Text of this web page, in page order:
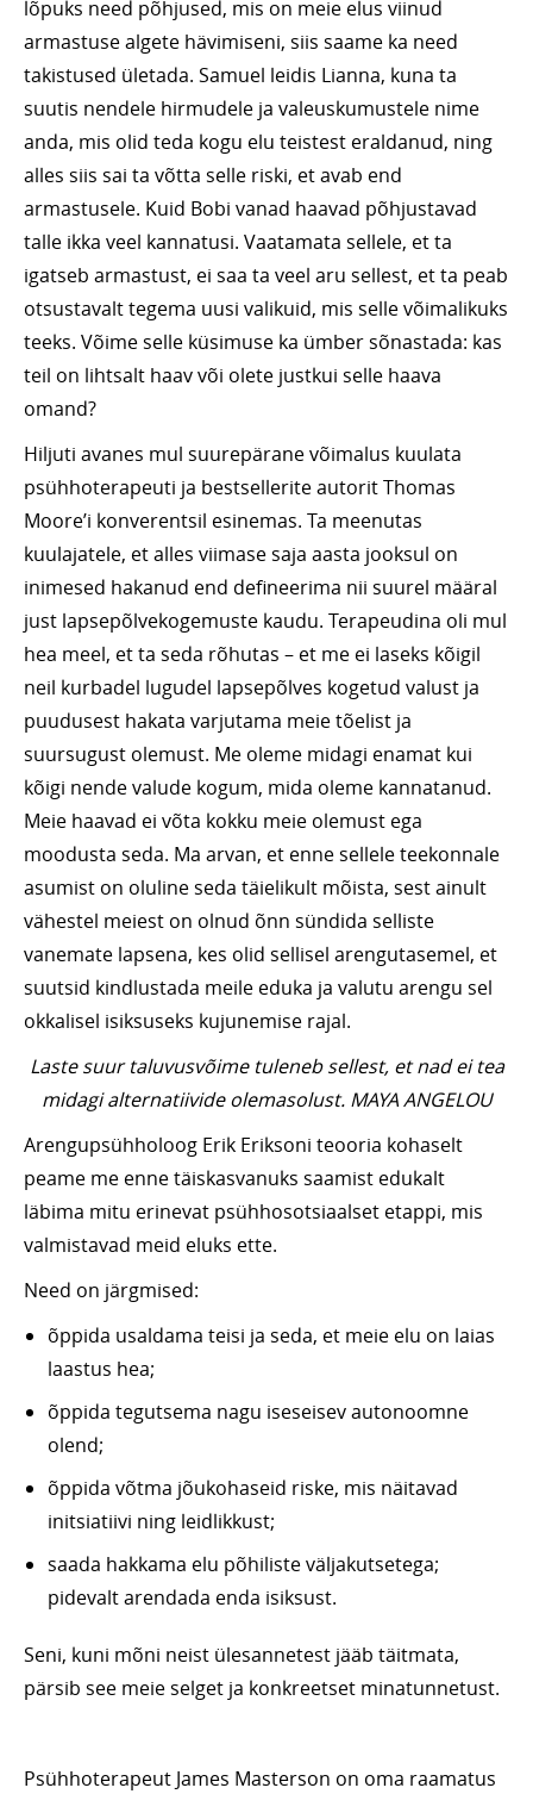
lõpuks need põhjused, mis on meie elus viinud
armastuse algete hävimiseni, siis saame ka need
takistused ületada. Samuel leidis Lianna, kuna ta
suutis nendele hirmudele ja valeuskumustele nime
anda, mis olid teda kogu elu teistest eraldanud, ning
alles siis sai ta võtta selle riski, et avab end
armastusele. Kuid Bobi vanad haavad põhjustavad
talle ikka veel kannatusi. Vaatamata sellele, et ta
igatseb armastust, ei saa ta veel aru sellest, et ta peab
otsustavalt tegema uusi valikuid, mis selle võimalikuks
teeks. Võime selle küsimuse ka ümber sõnastada: kas
teil on lihtsalt haav või olete justkui selle haava
omand?
Hiljuti avanes mul suurepärane võimalus kuulata
psühhoterapeuti ja bestsellerite autorit Thomas
Moore’i konverentsil esinemas. Ta meenutas
kuulajatele, et alles viimase saja aasta jooksul on
inimesed hakanud end defineerima nii suurel määral
just lapsepõlvekogemuste kaudu. Terapeudina oli mul
hea meel, et ta seda rõhutas – et me ei laseks kõigil
neil kurbadel lugudel lapsepõlves kogetud valust ja
puudusest hakata varjutama meie tõelist ja
suursugust olemust. Me oleme midagi enamat kui
kõigi nende valude kogum, mida oleme kannatanud.
Meie haavad ei võta kokku meie olemust ega
moodusta seda. Ma arvan, et enne sellele teekonnale
asumist on oluline seda täielikult mõista, sest ainult
vähestel meiest on olnud õnn sündida selliste
vanemate lapsena, kes olid sellisel arengutasemel, et
suutsid kindlustada meile eduka ja valutu arengu sel
okkalisel isiksuseks kujunemise rajal.
Laste suur taluvusvõime tuleneb sellest, et nad ei tea
midagi alternatiivide olemasolust. MAYA ANGELOU
Arengupsühholoog Erik Eriksoni teooria kohaselt
peame me enne täiskasvanuks saamist edukalt
läbima mitu erinevat psühhosotsiaalset etappi, mis
valmistavad meid eluks ette.
Need on järgmised:
õppida usaldama teisi ja seda, et meie elu on laias
laastus hea;
õppida tegutsema nagu iseseisev autonoomne
olend;
õppida võtma jõukohaseid riske, mis näitavad
initsiatiivi ning leidlikkust;
saada hakkama elu põhiliste väljakutsetega;
pidevalt arendada enda isiksust.
Seni, kuni mõni neist ülesannetest jääb täitmata,
pärsib see meie selget ja konkreetset minatunnetust.
Psühhoterapeut James Masterson on oma raamatus